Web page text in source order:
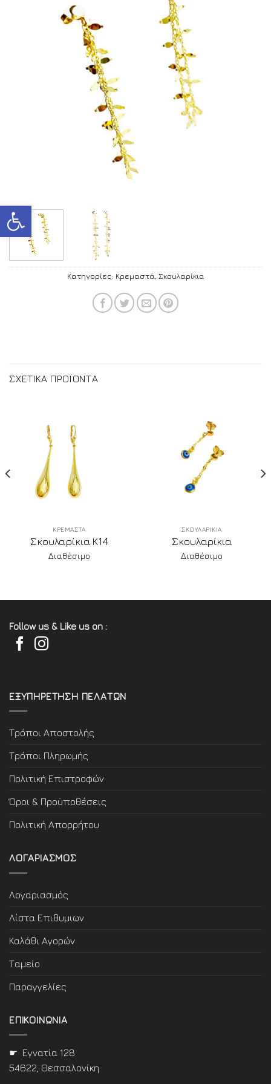
Ανοίξτε τη γραμμή εργαλείων
Κατηγορίες: Κρεμαστά Σκουλαρίκια
ΣΧΕΤΙΚΑ ΠΡΟΪΟΝΤΑ
ΚΡΕΜΑΣΤΑ
Σκουλαρίκια Κ14
Διαθέσιμο
ΣΚΟΥΛΑΡΙΚΙΑ
Σκουλαρίκια
Διαθέσιμο
Follow us & Like us on :
ΕΞΥΠΗΡΕΤΗΣΗ ΠΕΛΑΤΩΝ
Τρόποι Αποστολής
Τρόποι Πληρωμής
Πολιτική Επιστροφών
Όροι & Προϋποθέσεις
Πολιτική Απορρήτου
ΛΟΓΑΡΙΑΣΜΟΣ
Λογαριασμός
Λίστα Επιθυμιων
Καλάθι Αγορών
Ταμείο
Παραγγελίες
ΕΠΙΚΟΙΝΩΝΙΑ
☛ Εγνατία 128
54622, Θεσσαλονίκη